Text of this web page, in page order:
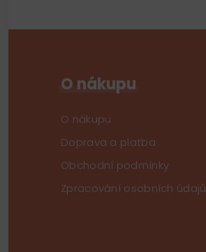
O nákupu
O nákupu
Doprava a platba
Obchodní podmínky
Zpracování osobních údajů